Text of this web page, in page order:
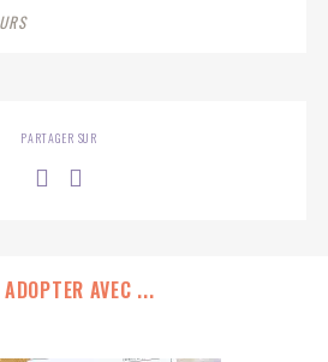
PARTAGER SUR
AVEC ...